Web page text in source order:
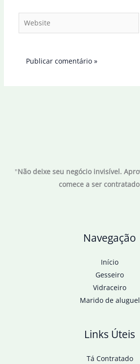
Website
"Não deixe seu negócio invisível.
comece a ser
Navegação
Início
Gesseiro
Vidraceiro
Marido de aluguel
Links Úteis
Tá Contratado